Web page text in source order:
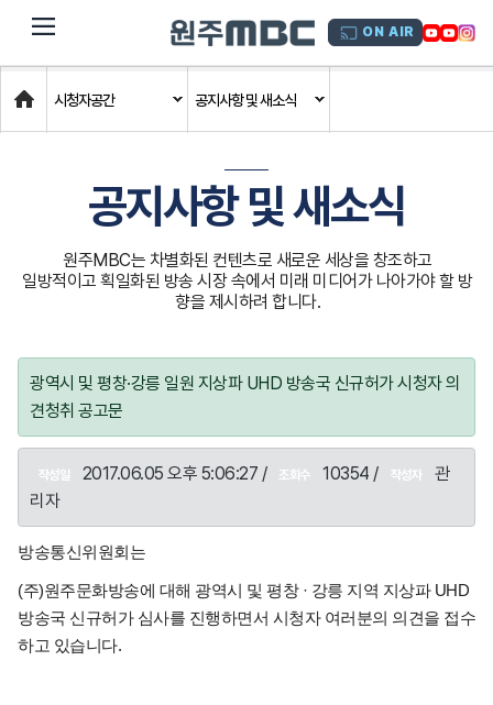
dehaze ON AIR
Home
시청자공간 공지사항 및 새소식
공지사항 및 새소식
원주MBC는 차별화된 컨텐츠로 새로운 세상을 창조하고
일방적이고 획일화된 방송 시장 속에서 미래 미디어가 나아가야 할 방
향을 제시하려 합니다.
광역시 및 평창·강릉 일원 지상파 UHD 방송국 신규허가 시청자 의
견청취 공고문
작성일 2017.06.05 오후 5:06:27 / 조회수 10354 / 작성자
관
리자
방송통신위원회는
(주)원주문화방송에 대해 광역시 및 평창 · 강릉 지역 지상파 UHD
방송국 신규허가 심사를 진행하면서 시청자 여러분의 의견을 접수
하고 있습니다.